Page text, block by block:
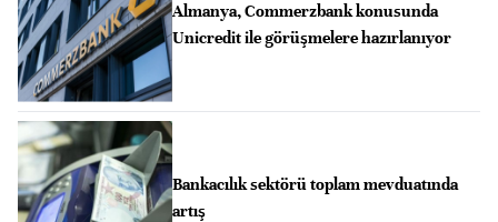
Almanya, Commerzbank konusunda
Unicredit ile görüşmelere hazırlanıyor
Bankacılık sektörü toplam mevduatında
artış